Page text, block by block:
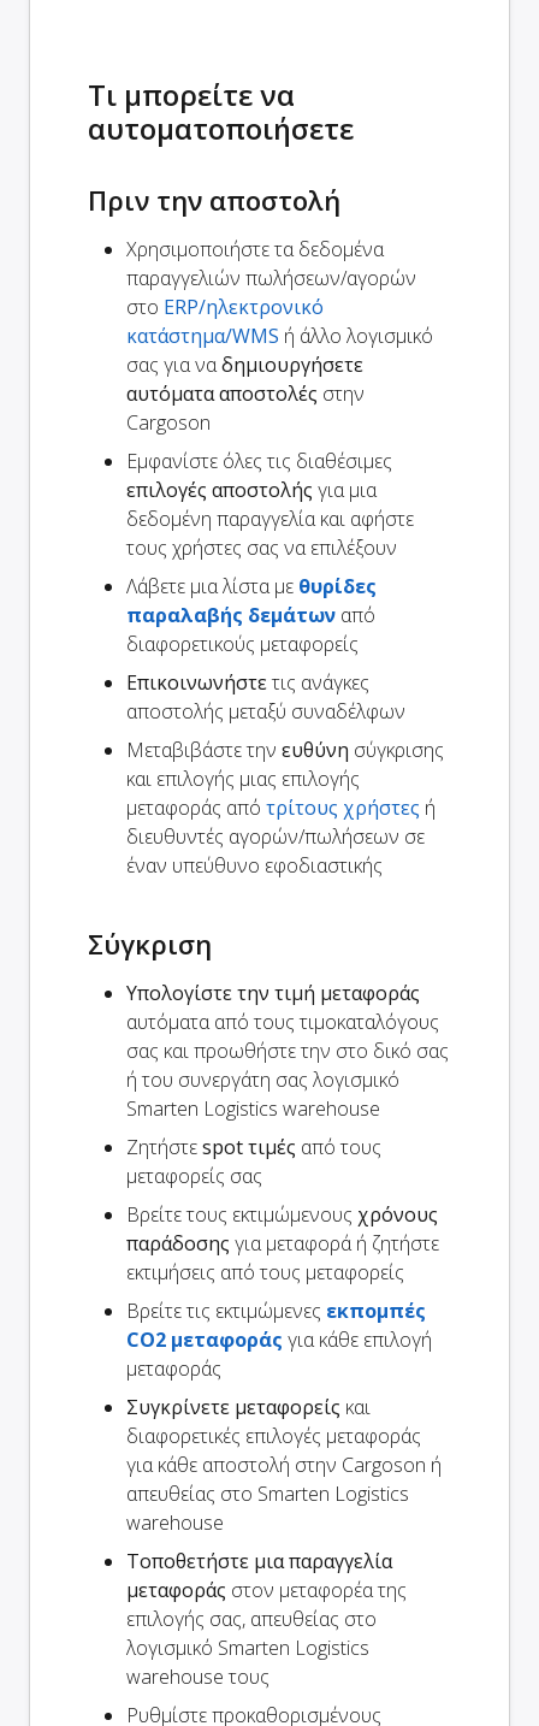
Τι μπορείτε να
αυτοματοποιήσετε
Πριν την αποστολή
Χρησιμοποιήστε τα δεδομένα
παραγγελιών πωλήσεων/αγορών
στο ERP/ηλεκτρονικό
κατάστημα/WMS ή άλλο λογισμικό
σας για ναδημιουργήσετε
αυτόματα αποστολές στην
Cargoson
Εμφανίστε όλες τις διαθέσιμες
επιλογές αποστολής για μια
δεδομένη παραγγελία και αφήστε
τους χρήστες σας να επιλέξουν
Λάβετε μια λίστα με θυρίδες
παραλαβής δεμάτων από
διαφορετικούς μεταφορείς
Επικοινωνήστετις ανάγκες
αποστολής μεταξύ συναδέλφων
Μεταβιβάστε την ευθύνη σύγκρισης
και επιλογής μιας επιλογής
μεταφοράς από τρίτους χρήστες ή
διευθυντές αγορών/πωλήσεων σε
έναν υπεύθυνο εφοδιαστικής
Σύγκριση
Υπολογίστε την τιμή μεταφοράς
αυτόματα από τους τιμοκαταλόγους
σας και προωθήστε την στο δικό σας
ή του συνεργάτη σας λογισμικό
Smarten Logistics warehouse
Ζητήστεspot τιμές από τους
μεταφορείς σας
Βρείτε τους εκτιμώμενους χρόνους
παράδοσης για μεταφορά ή ζητήστε
εκτιμήσεις από τους μεταφορείς
Βρείτε τις εκτιμώμενες εκπομπές
CO2 μεταφοράς για κάθε επιλογή
μεταφοράς
Συγκρίνετε μεταφορείς και
διαφορετικές επιλογές μεταφοράς
για κάθε αποστολή στην Cargoson ή
απευθείας στο Smarten Logistics
warehouse
Τοποθετήστε μια παραγγελία
μεταφοράς στον μεταφορέα της
επιλογής σας, απευθείας στο
λογισμικό Smarten Logistics
warehouse τους
Ρυθμίστε προκαθορισμένους